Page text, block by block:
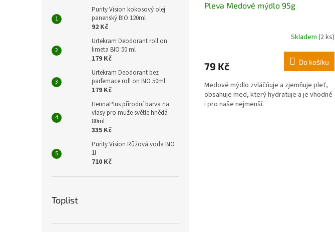
Purity Vision kokosový olej
panenský BIO 120ml
92 Kč
Urtekram Deodorant roll on
limeta BIO 50 ml
179 Kč
Urtekram Deodorant bez
parfemace roll on BIO 50ml
179 Kč
HennaPlus přírodní barva na
vlasy pro muže světle hnědá
80ml
335 Kč
Purity Vision Růžová voda BIO
1l
710 Kč
Toplist
Pleva Medové mýdlo 95g
Skladem (2 ks)
79 Kč Do košíku
Medové mýdlo zvláčňuje a zjemňuje pleť,
obsahuje med, který hydratuje a je vhodné
i pro naše nejmenší.